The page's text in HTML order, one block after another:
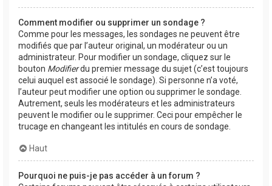
Comment modifier ou supprimer un sondage ?
Comme pour les messages, les sondages ne peuvent être
modifiés que par l’auteur original, un modérateur ou un
administrateur. Pour modifier un sondage, cliquez sur le
bouton Modifierdu premier message du sujet (c’est toujours
celui auquel est associé le sondage). Si personne n’a voté,
l’auteur peut modifier une option ou supprimer le sondage.
Autrement, seuls les modérateurs et les administrateurs
peuvent le modifier ou le supprimer. Ceci pour empêcher le
trucage en changeant les intitulés en cours de sondage.
Haut
Pourquoi ne puis-je pas accéder à un forum ?